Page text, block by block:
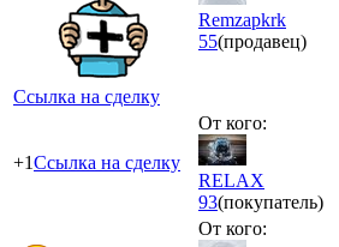
Ссылка на сделку
Remzapkrk
55(продавец)
+1Ссылка на сделку
От кого:
RELAX
93(покупатель)
От кого: